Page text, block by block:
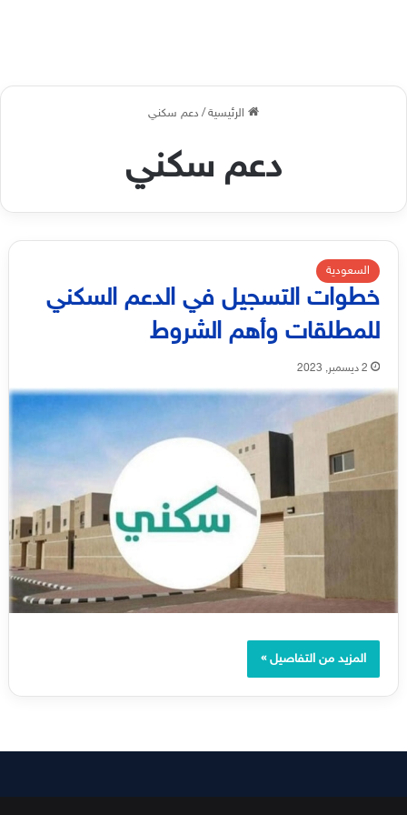
الرئيسية/ دعم سكني
دعم سكني
السعودية
خطوات التسجيل في الدعم السكني
للمطلقات وأهم الشروط
2 ديسمبر, 2023
المزيد من التفاصيل »